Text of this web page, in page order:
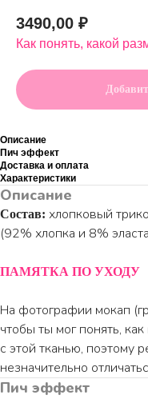
3490,00 ₽
Как понять, какой
Описание
Пич эффект
Доставка и оплата
Характеристики
Описание
Состав: хлопковый
(92% хлопка и 8%
ПАМЯТКА ПО УХОДУ
На фотографии мокап
чтобы ты мог понять,
с этой тканью, поэтому
незначительно
Пич эффект